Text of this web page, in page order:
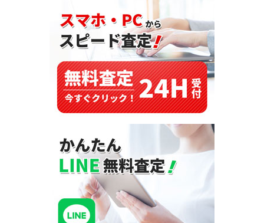
ン・
5,240cc
を
ザ
ン
ビ
ア
出